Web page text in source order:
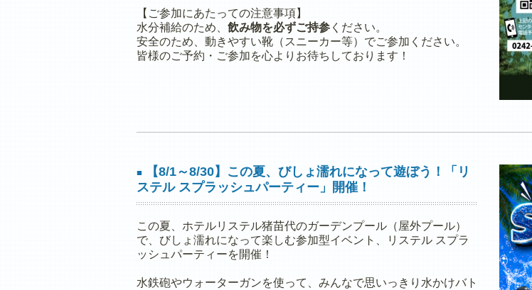
【ご参加にあたっての注意事項】
水分補給のため、 飲み物を必ずご持参 ください。
安全のため、動きやすい靴（スニーカー等）でご参加ください。
皆様のご予約・ご参加を心よりお待ちしております！
■
【8/1～8/30】この夏、びしょ濡れになって遊ぼう！「リ
ステル スプラッシュパーティー」開催！
この夏、ホテルリステル猪苗代のガーデンプール（屋外プール）
で、びしょ濡れになって楽しむ参加型イベント、リステル スプラ
ッシュパーティーを開催！
水鉄砲やウォーターガンを使って、みんなで思いっきり水かけバト